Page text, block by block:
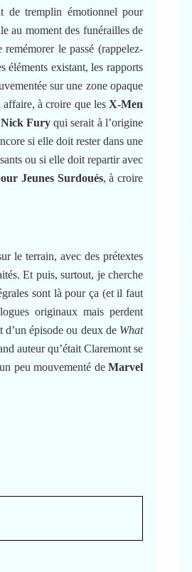
de tremplin émotionnel pour
au moment des funérailles de
le passé (rappelez-
existant, les rapports
sur une zone opaque
affaire, à croire que les X-Men
Nick Furyqui serait à l’origine
si elle doit rester dans une
ou si elle doit repartir avec
Jeunes Surdoués, à croire
le terrain, avec des prétextes
Et puis, surtout, je cherche
sont là pour ça (et il faut
originaux mais perdent
épisode ou deux de What
auteur qu’était Claremont se
peu mouvementé de Marvel